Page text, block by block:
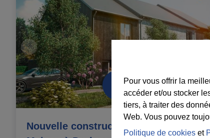
Pour vous offrir la
accéder et/ou stocker
tiers, à traiter des
Web. Vous pouvez
Politique de cookies et
Nouvelle construction 3 façades –